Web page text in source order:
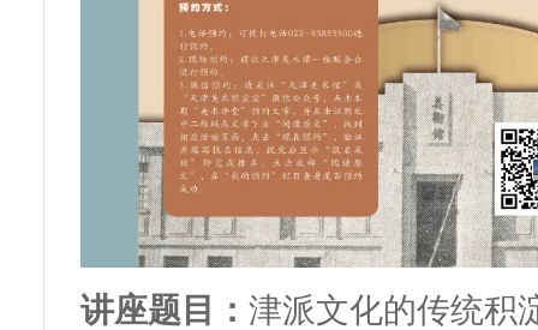
讲座题目： 津派文化的传统积